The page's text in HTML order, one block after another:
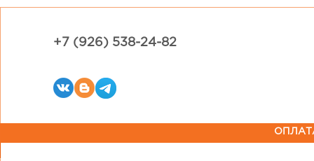
+7 (926) 538-24-82